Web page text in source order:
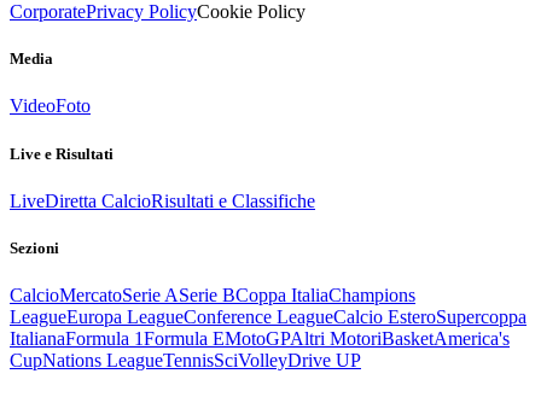
CorporatePrivacy PolicyCookie Policy
Media
VideoFoto
Live e Risultati
LiveDiretta CalcioRisultati e Classifiche
Sezioni
CalcioMercatoSerie ASerie BCoppa ItaliaChampions
LeagueEuropa LeagueConference LeagueCalcio EsteroSupercoppa
ItalianaFormula 1Formula EMotoGPAltri MotoriBasketAmerica's
CupNations LeagueTennisSciVolleyDrive UP